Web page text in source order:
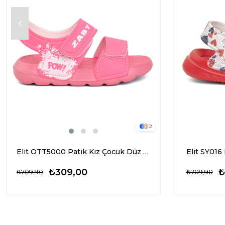
2
Elit OTT5000 Patik Kız Çocuk Düz Sandalet Pembe
₺309,00
₺709,90 ₺709,90